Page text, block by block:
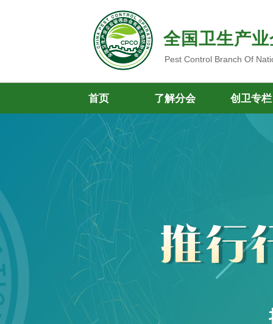
全国卫生产
Pest Control Branch Of
首页 了解分会 创卫专栏